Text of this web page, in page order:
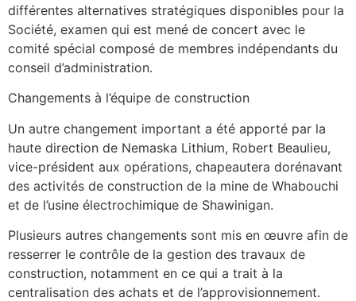
différentes alternatives stratégiques disponibles pour la
Société, examen qui est mené de concert avec le
comité spécial composé de membres indépendants du
conseil d’administration.
Changements à l’équipe de construction
Un autre changement important a été apporté par la
haute direction de Nemaska Lithium, Robert Beaulieu,
vice-président aux opérations, chapeautera dorénavant
des activités de construction de la mine de Whabouchi
et de l’usine électrochimique de Shawinigan.
Plusieurs autres changements sont mis en œuvre afin de
resserrer le contrôle de la gestion des travaux de
construction, notamment en ce qui a trait à la
centralisation des achats et de l’approvisionnement.